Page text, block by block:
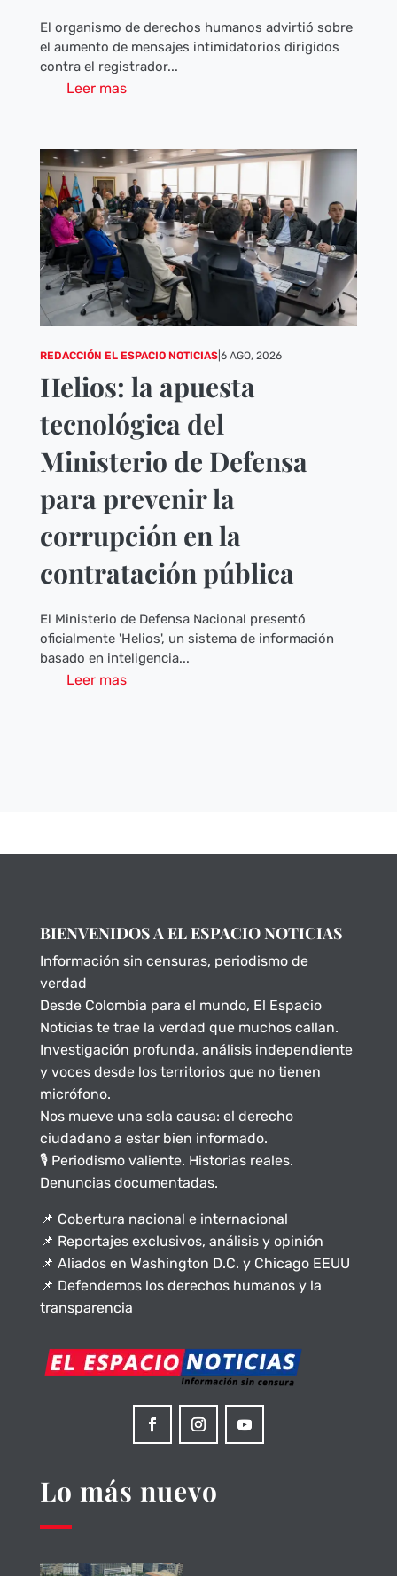
El organismo de derechos humanos advirtió sobre
el aumento de mensajes intimidatorios dirigidos
contra el registrador...
Leer mas
REDACCIÓN EL ESPACIO NOTICIAS| 6 AGO, 2026
Helios: la apuesta
tecnológica del
Ministerio de Defensa
para prevenir la
corrupción en la
contratación pública
El Ministerio de Defensa Nacional presentó
oficialmente 'Helios', un sistema de información
basado en inteligencia...
Leer mas
BIENVENIDOS A EL ESPACIO NOTICIAS
Información sin censuras, periodismo de
verdad
Desde Colombia para el mundo, El Espacio
Noticias te trae la verdad que muchos callan.
Investigación profunda, análisis independiente
y voces desde los territorios que no tienen
micrófono.
Nos mueve una sola causa: el derecho
ciudadano a estar bien informado.
🎙️ Periodismo valiente. Historias reales.
Denuncias documentadas.
📌 Cobertura nacional e internacional
📌 Reportajes exclusivos, análisis y opinión
📌 Aliados en Washington D.C. y Chicago EEUU
📌 Defendemos los derechos humanos y la
transparencia
Lo más nuevo